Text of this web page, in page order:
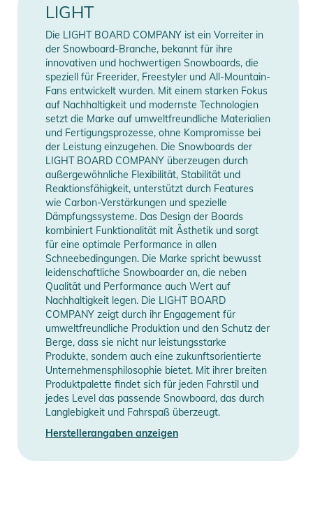
- Angle 10°
- Area 91.8 in2 / 592 cm2
- ABS Edge Protection
- CARBON 3K, MATT FINISH
- ROUND SHAFT
- H05 T HANDLE
- max length 174 - 220cm
Produktinformationen und
Sicherheitshinweise
Gebrauchsanweisungen, Sicherheitshinweise und Warnungen
finden Sie direkt am Produkt.
Erscheinungsjahr 2026
Manufacturer
Information
Herstellerangaben
anzeigen
LIGHT
Die LIGHT BOARD COMPANY ist ein Vorreiter in
der Snowboard-Branche, bekannt für ihre
innovativen und hochwertigen Snowboards, die
speziell für Freerider, Freestyler und All-Mountain-
Fans entwickelt wurden. Mit einem starken Fokus
auf Nachhaltigkeit und modernste Technologien
setzt die Marke auf umweltfreundliche Materialien
und Fertigungsprozesse, ohne Kompromisse bei
der Leistung einzugehen. Die Snowboards der
LIGHT BOARD COMPANY überzeugen durch
außergewöhnliche Flexibilität, Stabilität und
Reaktionsfähigkeit, unterstützt durch Features
wie Carbon-Verstärkungen und spezielle
Dämpfungssysteme. Das Design der Boards
kombiniert Funktionalität mit Ästhetik und sorgt
für eine optimale Performance in allen
Schneebedingungen. Die Marke spricht bewusst
leidenschaftliche Snowboarder an, die neben
Qualität und Performance auch Wert auf
Nachhaltigkeit legen. Die LIGHT BOARD
COMPANY zeigt durch ihr Engagement für
umweltfreundliche Produktion und den Schutz der
Berge, dass sie nicht nur leistungsstarke
Produkte, sondern auch eine zukunftsorientierte
Unternehmensphilosophie bietet. Mit ihrer breiten
Produktpalette findet sich für jeden Fahrstil und
jedes Level das passende Snowboard, das durch
Langlebigkeit und Fahrspaß überzeugt.
Herstellerangaben anzeigen